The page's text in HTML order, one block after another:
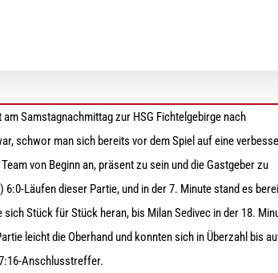
Samstagnachmittag zur HSG Fichtelgebirge nach
schwor man sich bereits vor dem Spiel auf eine
von Beginn an, präsent zu sein und die Gastgeber zu
Läufen dieser Partie, und in der 7. Minute stand es
Stück für Stück heran, bis Milan Sedivec in der 18.
leicht die Oberhand und konnten sich in Überzahl bis
Anschlusstreffer.